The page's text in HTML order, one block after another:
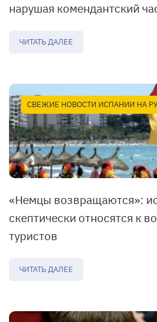
нарушая комендантский
ЧИТАТЬ ДАЛЕЕ
СВЕЖИЕ НОВОСТИ ИСПАНИИ НА
«Немцы возвращаются»:
скептически относятся к
туристов
ЧИТАТЬ ДАЛЕЕ